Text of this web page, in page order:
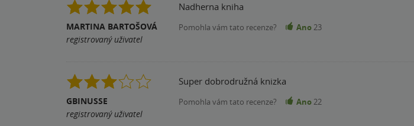
MARTINA BARTOŠOVÁ
registrovaný uživatel
Nadherna kniha
Pomohla vám tato recenze? Ano23
GBINUSSE
registrovaný uživatel
Super dobrodružná knizka
Pomohla vám tato recenze? Ano22